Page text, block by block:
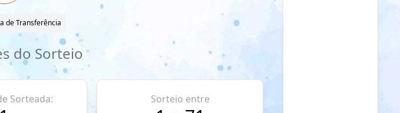
de Transferência
do Sorteio
Sorteada: Sorteio entre